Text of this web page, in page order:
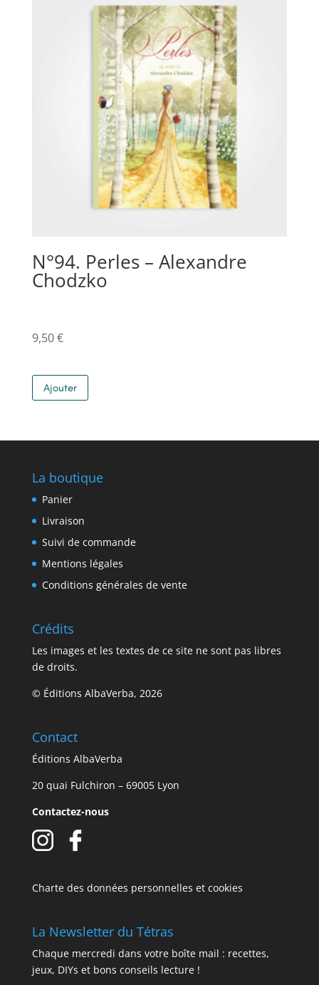
N°94. Perles – Alexandre
Chodzko
9,50€
Ajouter
La boutique
Panier
Livraison
Suivi de commande
Mentions légales
Conditions générales de vente
Crédits
Les images et les textes de ce site ne sont pas libres
de droits.
© Éditions AlbaVerba, 2026
Contact
Éditions AlbaVerba
20 quai Fulchiron – 69005 Lyon
Contactez-nous
Charte des données personnelles et cookies
La Newsletter du Tétras
Chaque mercredi dans votre boîte mail : recettes,
jeux, DIYs et bons conseils lecture !